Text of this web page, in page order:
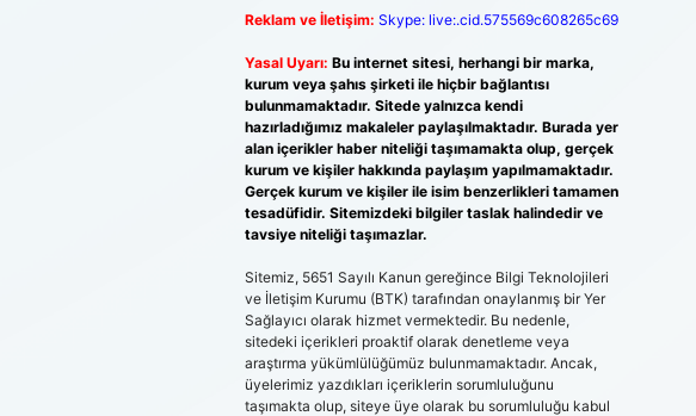
Reklam ve İletişim: Skype: live:.cid.575569c608265c69
Yasal Uyarı: Bu internet sitesi, herhangi bir marka,
kurum veya şahıs şirketi ile hiçbir bağlantısı
bulunmamaktadır. Sitede yalnızca kendi
hazırladığımız makaleler paylaşılmaktadır. Burada yer
alan içerikler haber niteliği taşımamakta olup, gerçek
kurum ve kişiler hakkında paylaşım yapılmamaktadır.
Gerçek kurum ve kişiler ile isim benzerlikleri tamamen
tesadüfidir. Sitemizdeki bilgiler taslak halindedir ve
tavsiye niteliği taşımazlar.
Sitemiz, 5651 Sayılı Kanun gereğince Bilgi Teknolojileri
ve İletişim Kurumu (BTK) tarafından onaylanmış bir Yer
Sağlayıcı olarak hizmet vermektedir. Bu nedenle,
sitedeki içerikleri proaktif olarak denetleme veya
araştırma yükümlülüğümüz bulunmamaktadır. Ancak,
üyelerimiz yazdıkları içeriklerin sorumluluğunu
taşımakta olup, siteye üye olarak bu sorumluluğu kabul